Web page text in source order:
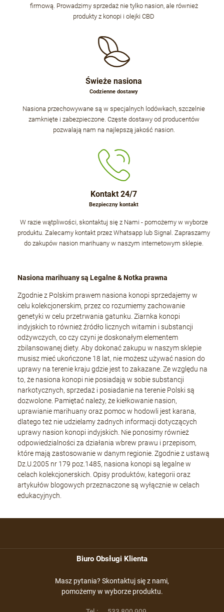
firmową. Prowadzimy sprzedaż nie tylko nasion, ale również
produkty z konopi i olejki CBD
Świeże nasiona
Codzienne dostawy
Nasiona przechowywane są w specjalnych lodówkach, szczelnie
zamknięte i zabezpieczone. Częste dostawy od producentów
pozwalają nam na najlepszą jakość nasion.
Kontakt 24/7
Bezpieczny kontakt
W razie wątpliwości, skontaktuj się z Nami - pomożemy w wyborze
produktu. Zalecamy kontakt przez Whatsapp lub Signal. Zapraszamy
do zakupów nasion marihuany w naszym internetowym sklepie.
Nasiona marihuany są Legalne & Notka prawna
Zgodnie z Polskim prawem nasiona konopi sprzedajemy w
celu kolekcjonerskim, przez co rozumiemy zachowanie
genetyki w celu przetrwania gatunku. Ziarnka konopi
indyjskich to również źródło licznych witamin i substancji
odżywczych, co czy czyni je doskonałym elementem
zbilansowanej diety. Aby dokonać zakupu w naszym sklepie
musisz mieć ukończone 18 lat, nie możesz używać nasion do
uprawy na terenie kraju gdzie jest to zakazane. Ze względu na
to, że nasiona konopi nie posiadają w sobie substancji
narkotycznych, sprzedaż i posiadanie na terenie Polski są
dozwolone. Pamiętać należy, że kiełkowanie nasion,
uprawianie marihuany oraz pomoc w hodowli jest karana,
dlatego też nie udzielamy żadnych informacji dotyczących
uprawy nasion konopi indyjskich. Nie ponosimy również
odpowiedzialności za działania wbrew prawu i przepisom,
które mają zastosowanie w danym regionie. Zgodnie z ustawą
Dz.U.2005 nr 179 poz.1485, nasiona konopi są legalne w
celach kolekcjonerskich. Opisy produktów, kategorii oraz
artykułów blogowych przeznaczone są wyłącznie w celach
edukacyjnych.
Biuro Obsługi Klienta
Masz pytania? Skontaktuj się z nami,
pomożemy w wyborze produktu.